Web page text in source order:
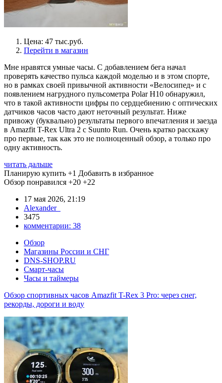
Цена: 47 тыс.руб.
Перейти в магазин
Мне нравятся умные часы. С добавлением бега начал
проверять качество пульса каждой моделью и в этом спорте,
но в рамках своей привычной активности «Велосипед» и с
появлением нагрудного пульсометра Polar H10 обнаружил,
что в такой активности цифры по сердцебиению с оптических
датчиков часов часто дают неточный результат. Ниже
привожу (буквально) результаты первого впечатления и заезда
в Amazfit T-Rex Ultra 2 c Suunto Run. Очень кратко расскажу
про первые, так как это не полноценный обзор, а только про
одну активность.
читать дальше
Планирую купить +1 Добавить в избранное
Обзор понравился +20 +22
17 мая 2026, 21:19
Alexander_
3475
комментарии: 38
Обзор
Магазины России и СНГ
DNS-SHOP.RU
Смарт-часы
Часы и таймеры
Обзор спортивных часов Amazfit T-Rex 3 Pro: через снег,
рекорды, дороги и воду